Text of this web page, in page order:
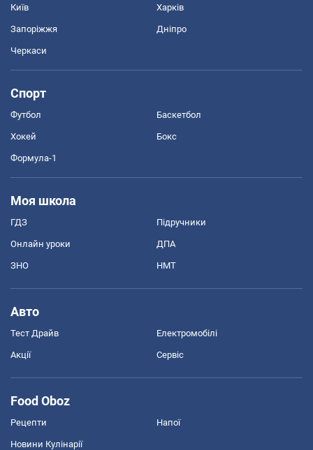
Київ Харків
Запоріжжя Дніпро
Черкаси
Спорт
Футбол Баскетбол
Хокей Бокс
Формула-1
Моя школа
ГДЗ Підручники
Онлайн уроки ДПА
ЗНО НМТ
Авто
Тест Драйв Електромобілі
Акції Сервіс
Food Oboz
Рецепти Напої
Новини Кулінарії